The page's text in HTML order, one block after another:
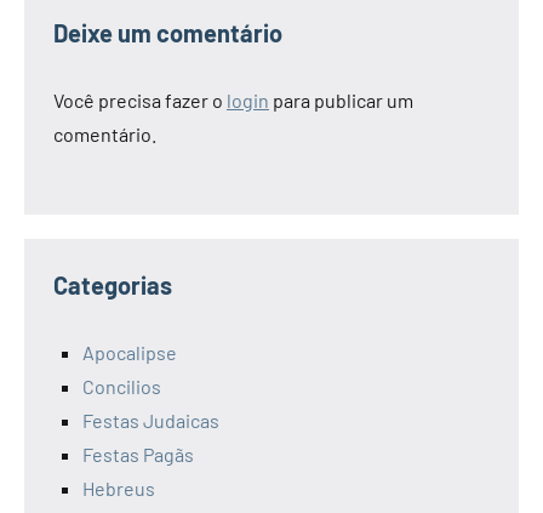
Deixe um comentário
Você precisa fazer o login para publicar um
comentário.
Categorias
Apocalipse
Concilios
Festas Judaicas
Festas Pagãs
Hebreus